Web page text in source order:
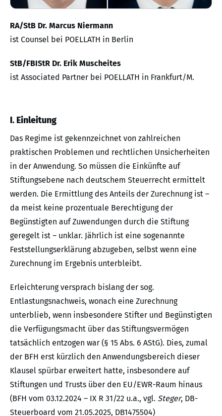
RA/StB Dr. Marcus Niermann
ist Counsel bei POELLATH in Berlin
StB/FBIStR Dr. Erik Muscheites
ist Associated Partner bei POELLATH in Frankfurt/M.
I. Einleitung
Das Regime ist gekennzeichnet von zahlreichen
praktischen Problemen und rechtlichen Unsicherheiten
in der Anwendung. So müssen die Einkünfte auf
Stiftungsebene nach deutschem Steuerrecht ermittelt
werden. Die Ermittlung des Anteils der Zurechnung ist –
da meist keine prozentuale Berechtigung der
Begünstigten auf Zuwendungen durch die Stiftung
geregelt ist – unklar. Jährlich ist eine sogenannte
Feststellungserklärung abzugeben, selbst wenn eine
Zurechnung im Ergebnis unterbleibt.
Erleichterung versprach bislang der sog.
Entlastungsnachweis, wonach eine Zurechnung
unterblieb, wenn insbesondere Stifter und Begünstigten
die Verfügungsmacht über das Stiftungsvermögen
tatsächlich entzogen war (§ 15 Abs. 6 AStG). Dies, zumal
der BFH erst kürzlich den Anwendungsbereich dieser
Klausel spürbar erweitert hatte, insbesondere auf
Stiftungen und Trusts über den EU/EWR-Raum hinaus
(BFH vom 03.12.2024 – IX R 31/22 u.a., vgl. Steger, DB-
Steuerboard vom 21.05.2025, DB1475504)